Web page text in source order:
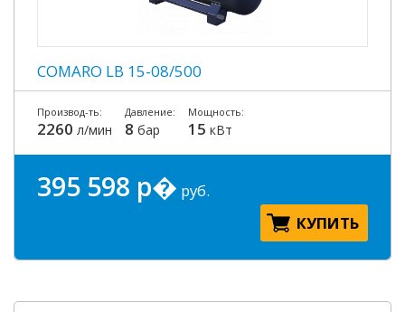
COMARO LB 15-08/500
Производ-ть:
2260 л/мин
Давление:
8 бар
Мощность:
15 кВт
395 598 р� руб.
КУПИТЬ